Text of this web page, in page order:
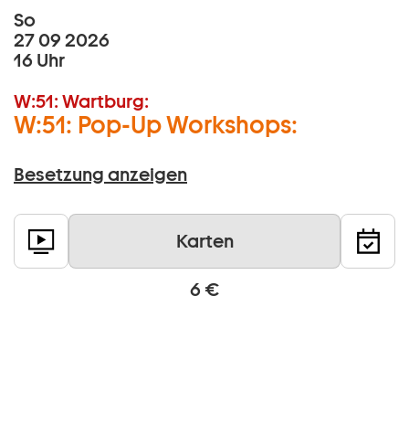
So
27 09 2026
16 Uhr
W:51: Wartburg:
W:51: Pop-Up Workshops:
Besetzung anzeigen
Karten
6 €